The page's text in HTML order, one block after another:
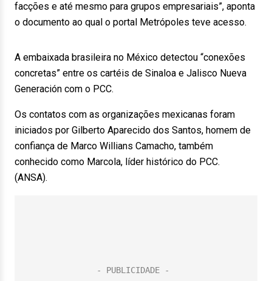
facções e até mesmo para grupos empresariais”, aponta
o documento ao qual o portal Metrópoles teve acesso.
A embaixada brasileira no México detectou “conexões
concretas” entre os cartéis de Sinaloa e Jalisco Nueva
Generación com o PCC.
Os contatos com as organizações mexicanas foram
iniciados por Gilberto Aparecido dos Santos, homem de
confiança de Marco Willians Camacho, também
conhecido como Marcola, líder histórico do PCC.
(ANSA).